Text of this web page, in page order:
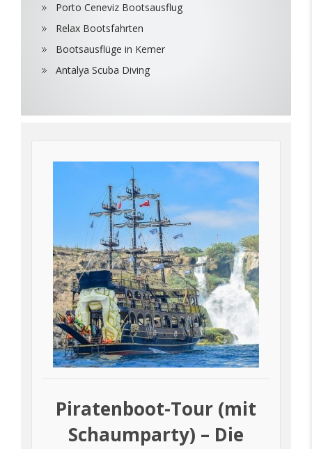
Porto Ceneviz Bootsausflug
Relax Bootsfahrten
Bootsausflüge in Kemer
Antalya Scuba Diving
Piratenboot-Tour (mit
Schaumparty) – Die